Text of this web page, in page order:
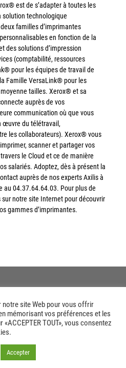
est de s’adapter à toutes les
solution technologique
familles d’imprimantes
en fonction de la
des solutions d’impression
(comptabilité, ressources
pour les équipes de travail de
Famille VersaLink® pour les
tailles. Xerox® et sa
auprès de vos
communication où que vous
œuvre du télétravail,
les collaborateurs). Xerox® vous
scanner et partager vos
le Cloud et ce de manière
salariés. Adoptez, dès à présent la
auprès de nos experts Axilis à
au 04.37.64.64.03. Pour plus de
notre site Internet pour découvrir
gammes d’imprimantes.
site Web pour vous offrir
mémorisant vos préférences et les
TOUT», vous consentez
Accepter